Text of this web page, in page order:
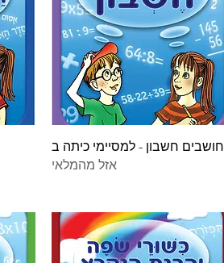
תצוגה מהירה
חושבים חשבון - למסיימי כיתה ב
אזל מהמלאי